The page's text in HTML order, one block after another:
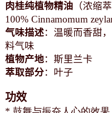
肉桂纯植物精油 （浓缩
100% Cinnamomum
气味描述：温暖而香甜
料气味
植物产地：斯里兰卡
萃取部分：叶子
功效